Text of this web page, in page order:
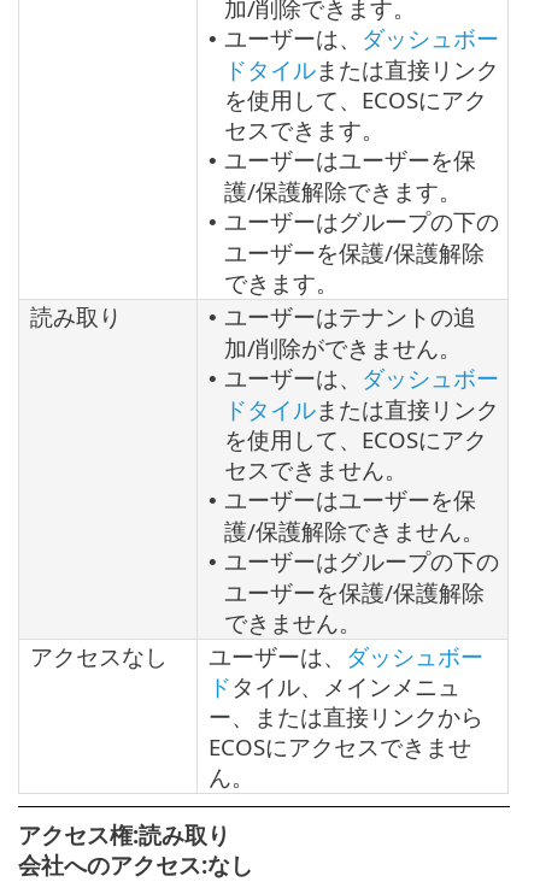
加/削除できます。
• ユーザーは、 ダッシュボー
ドタイルまたは直接リンク
を使用して、ECOSにアク
セスできます。
• ユーザーはユーザーを保
護/保護解除できます。
• ユーザーはグループの下の
ユーザーを保護/保護解除
できます。
読み取り
• ユーザーはテナントの追
加/削除ができません。
• ユーザーは、 ダッシュボー
ドタイルまたは直接リンク
を使用して、ECOSにアク
セスできません。
• ユーザーはユーザーを保
護/保護解除できません。
• ユーザーはグループの下の
ユーザーを保護/保護解除
できません。
アクセスなし
ユーザーは、 ダッシュボー
ドタイル、メインメニュ
ー、または直接リンクから
ECOSにアクセスできませ
ん。
アクセス権:読み取り
会社へのアクセス:なし